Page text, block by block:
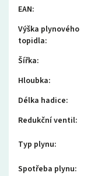
EAN:
Výška plynového
topidla:
Šířka:
Hloubka:
Délka hadice:
Redukční ventil:
Typ plynu:
Spotřeba plynu: